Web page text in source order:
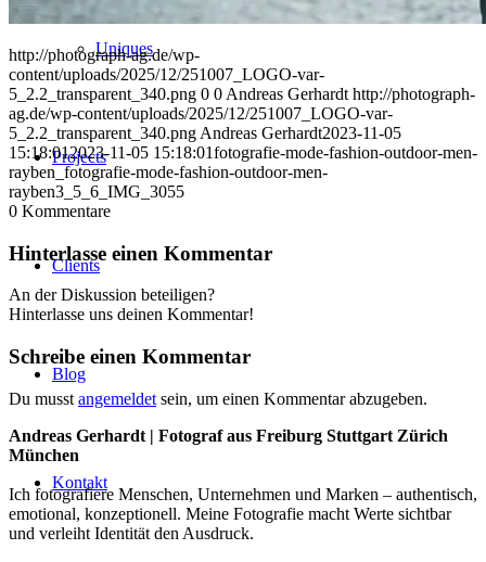
Uniques
Projects
Clients
Blog
Kontakt
http://photograph-ag.de/wp-
content/uploads/2025/12/251007_LOGO-var-
5_2.2_transparent_340.png 0 0 Andreas Gerhardt http://photograph-
ag.de/wp-content/uploads/2025/12/251007_LOGO-var-
5_2.2_transparent_340.png Andreas Gerhardt2023-11-05
15:18:012023-11-05 15:18:01fotografie-mode-fashion-outdoor-men-
rayben_fotografie-mode-fashion-outdoor-men-
rayben3_5_6_IMG_3055
0 Kommentare
Hinterlasse einen Kommentar
An der Diskussion beteiligen?
Hinterlasse uns deinen Kommentar!
Schreibe einen Kommentar
Du musst angemeldet sein, um einen Kommentar abzugeben.
Andreas Gerhardt | Fotograf aus Freiburg Stuttgart Zürich
München
Ich fotografiere Menschen, Unternehmen und Marken – authentisch,
emotional, konzeptionell. Meine Fotografie macht Werte sichtbar
und verleiht Identität den Ausdruck.